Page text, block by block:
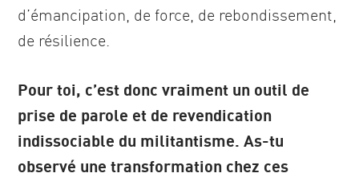
d’émancipation, de force, de rebondissement,
de résilience.
Pour toi, c’est donc vraiment un outil de
prise de parole et de revendication
indissociable du militantisme. As-tu
observé une transformation chez ces